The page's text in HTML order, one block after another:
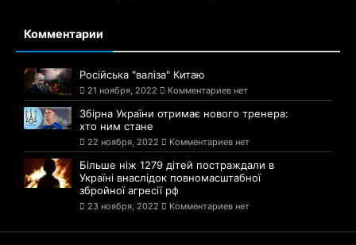
Комментарии
Російська "валіза" Китаю
21 ноября, 2022 Комментариев нет
Збірна України отримає нового тренера:
хто ним стане
22 ноября, 2022 Комментариев нет
Більше ніж 1279 дітей постраждали в
Україні внаслідок повномасштабної
збройної агресії рф
23 ноября, 2022 Комментариев нет